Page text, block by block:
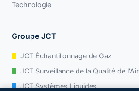
Technologie
Groupe JCT
JCT Échantillonnage de Gaz
JCT Surveillance de la Qualité de l'Air
JCT Systèmes Liquides